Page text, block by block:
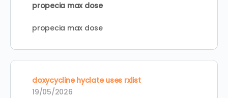
propecia max dose
propecia max dose
doxycycline hyclate uses rxlist
19/05/2026